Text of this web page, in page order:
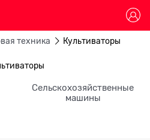
техника Культиваторы
Сельскохозяйственные
машины